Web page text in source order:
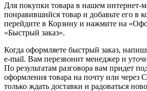
Для покупки товара в нашем интернет-
понравившийся товар и добавьте его в
перейдите в Корзину и нажмите на
«Быстрый заказ».
Когда оформляете быстрый заказ,
e-mail. Вам перезвонит менеджер и
По результатам разговора вам придет
оформления товара на почту или через
только ждать доставки и радоваться